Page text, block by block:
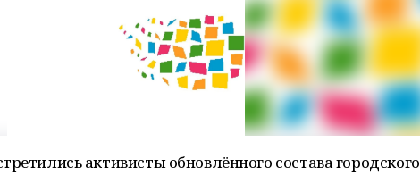
активисты обновлённого состава городского